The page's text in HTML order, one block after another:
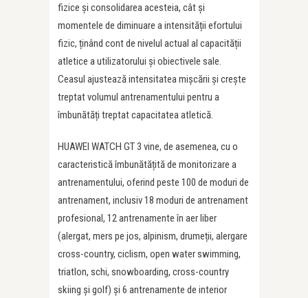
fizice și consolidarea acesteia, cât și
momentele de diminuare a intensității efortului
fizic, ținând cont de nivelul actual al capacității
atletice a utilizatorului și obiectivele sale.
Ceasul ajustează intensitatea mișcării și crește
treptat volumul antrenamentului pentru a
îmbunătăți treptat capacitatea atletică.
HUAWEI WATCH GT 3 vine, de asemenea, cu o
caracteristică îmbunătățită de monitorizare a
antrenamentului, oferind peste 100 de moduri de
antrenament, inclusiv 18 moduri de antrenament
profesional, 12 antrenamente în aer liber
(alergat, mers pe jos, alpinism, drumeții, alergare
cross-country, ciclism, open water swimming,
triatlon, schi, snowboarding, cross-country
skiing și golf) și 6 antrenamente de interior